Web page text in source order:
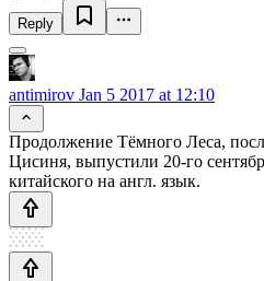
Reply
antimirov Jan 5 2017 at 12:10
Продолжение Тёмного Леса,
Цисиня, выпустили 20-го
китайского на англ. язык.